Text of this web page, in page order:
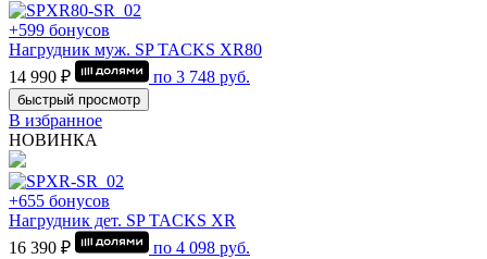
+599 бонусов
Нагрудник муж. SP TACKS XR80
14 990 ₽
по 3 748 руб.
быстрый просмотр
В избранное
НОВИНКА
+655 бонусов
Нагрудник дет. SP TACKS XR
16 390 ₽
по 4 098 руб.